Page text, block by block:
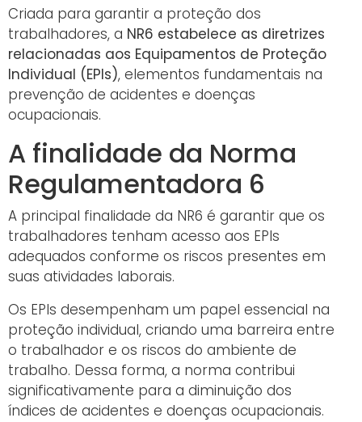
Criada para garantir a proteção dos
trabalhadores, a NR6 estabelece as diretrizes
relacionadas aos Equipamentos de Proteção
Individual (EPIs), elementos fundamentais na
prevenção de acidentes e doenças
ocupacionais.
A finalidade da Norma
Regulamentadora 6
A principal finalidade da NR6 é garantir que os
trabalhadores tenham acesso aos EPIs
adequados conforme os riscos presentes em
suas atividades laborais.
Os EPIs desempenham um papel essencial na
proteção individual, criando uma barreira entre
o trabalhador e os riscos do ambiente de
trabalho. Dessa forma, a norma contribui
significativamente para a diminuição dos
índices de acidentes e doenças ocupacionais.